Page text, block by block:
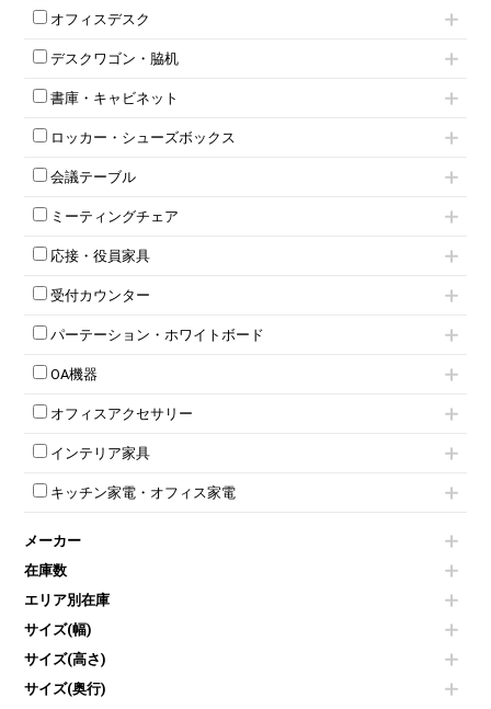
肘付きチェア
肘無しチェア
役員チェア
オフィスチェアその他
オフィスデスク
片袖机
フリーアドレスデスク（ベンチデスク）
昇降デスク
両袖机
デスクワゴン・脇机
インワゴン2段
インワゴン3段
脇机
書庫・キャビネット
ハイキャビネット
ローキャビネット
両開きキャビネット
上下連結キャビネット
軽量ラック（スチールラック）
収納家具その他
両開書庫
ラテラル書庫
ロッカー・シューズボックス
1人用ロッカー
2人用ロッカー
3人用ロッカー
5人用ロッカー
8人用ロッカー
多人数ロッカー
ダイヤル錠ロッカー
ダイヤル錠ロッカー
ワードローブ・クローゼット
会議テーブル
ミーティングテーブル
スタッキングテーブル
ネスティングテーブル
カウンターテーブル
T字脚テーブル
会議テーブルW1200～
会議テーブルW1800～
平行スタックテーブル
会議テーブルその他
ミーティングチェア
キャスター付きミーティングチェア
スタッキングミーティングチェア
テーブル付きミーティングチェア
折りたたみミーティングチェア
ハイチェア
ミーティングチェアその他
応接・役員家具
応接セット
応接ソファ
応接チェア
応接・役員家具その他
受付カウンター
ハイカウンター
ローカウンター
ラウンジカウンター
パーテーション・ホワイトボード
パーテーション
自立タイプパーテーション
パーテーションその他
壁掛けホワイトボード
ホワイトボードその他
OA機器
電話機（ビジネスフォン）
シュレッダー
スクリーン
その他OA機器
オフィスアクセサリー
チェア用台車
演台・講演台・演説台
防音パネル
コートハンガー・ポールハンガー
傘立て
食器棚・キッチンキャビネット
カタログスタンド
オフィスアクセサリーその他
インテリア家具
モールドチェア
ダイニングチェア
カウンターテーブル
センターテーブル・サイドテーブル
ベンチ・スツール
ソファ
シェルフ
ダストボックス（ゴミ箱）
インテリア家具その他
キッチン家電・オフィス家電
冷蔵庫・洗濯機
空気清浄機・加湿器
液晶テレビ・モニター類
エアコン
照明機器
掃除機
季節家電
メーカー
在庫数
エリア別在庫
サイズ(幅)
サイズ(高さ)
サイズ(奥行)